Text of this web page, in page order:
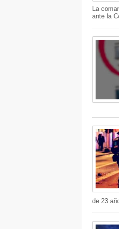
La
ante la
de 23